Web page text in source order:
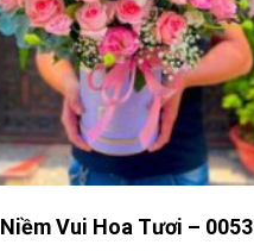
Niềm Vui Hoa Tươi – 0053